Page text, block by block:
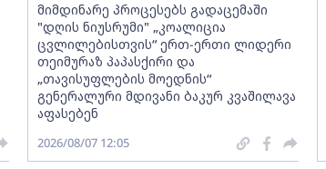
მიმდინარე პროცესებს გადაცემაში
"დღის ნიუსრუმი" „კოალიცია
ცვლილებისთვის“ ერთ-ერთი ლიდერი
თეიმურაზ პაპასქირი და
„თავისუფლების მოედნის“
გენერალური მდივანი ბაკურ კვაშილავა
აფასებენ
2026/08/07 12:05